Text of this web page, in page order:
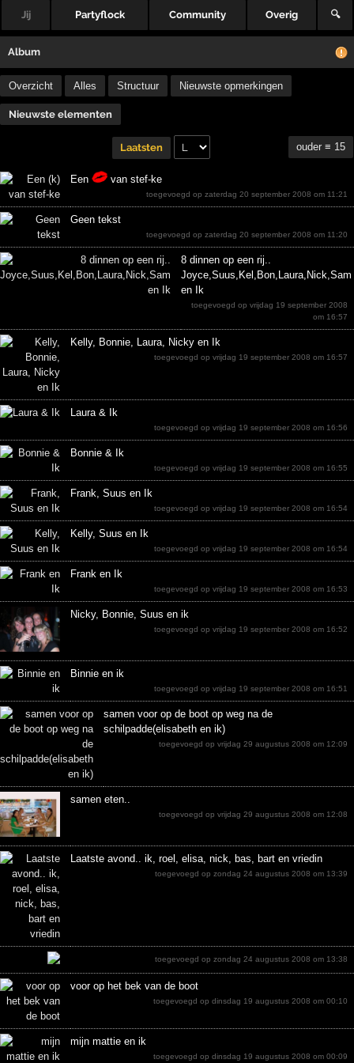
Jij Partyflock Community Overig 🔍
Album
Overzicht Alles Structuur Nieuwste opmerkingen
Nieuwste elementen
Laatsten ouder ≡ 15
Een van stef-ke
toegevoegd op zaterdag 20 september 2008 om 11:21
Geen tekst
toegevoegd op zaterdag 20 september 2008 om 11:20
8 dinnen op een rij..
Joyce,Suus,Kel,Bon,Laura,Nick,Sam
en Ik
toegevoegd op vrijdag 19 september 2008
om 16:57
Kelly, Bonnie, Laura, Nicky en Ik
toegevoegd op vrijdag 19 september 2008 om 16:57
Laura & Ik
toegevoegd op vrijdag 19 september 2008 om 16:56
Bonnie & Ik
toegevoegd op vrijdag 19 september 2008 om 16:55
Frank, Suus en Ik
toegevoegd op vrijdag 19 september 2008 om 16:54
Kelly, Suus en Ik
toegevoegd op vrijdag 19 september 2008 om 16:54
Frank en Ik
toegevoegd op vrijdag 19 september 2008 om 16:53
Nicky, Bonnie, Suus en ik
toegevoegd op vrijdag 19 september 2008 om 16:52
Binnie en ik
toegevoegd op vrijdag 19 september 2008 om 16:51
samen voor op de boot op weg na de
schilpadde(elisabeth en ik)
toegevoegd op vrijdag 29 augustus 2008 om 12:09
samen eten..
toegevoegd op vrijdag 29 augustus 2008 om 12:08
Laatste avond.. ik, roel, elisa, nick, bas, bart en vriedin
toegevoegd op zondag 24 augustus 2008 om 13:39
toegevoegd op zondag 24 augustus 2008 om 13:38
voor op het bek van de boot
toegevoegd op dinsdag 19 augustus 2008 om 00:10
mijn mattie en ik
toegevoegd op dinsdag 19 augustus 2008 om 00:09